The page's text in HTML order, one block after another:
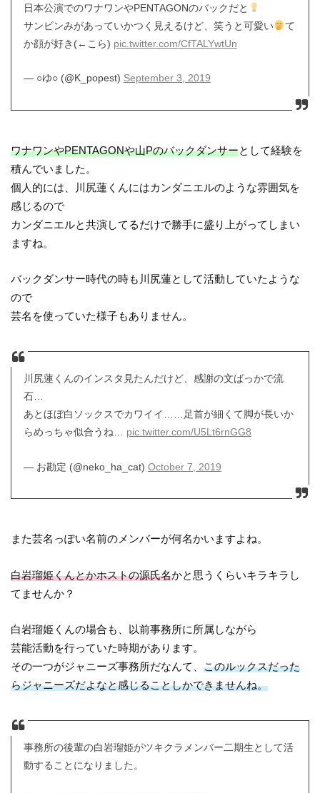
日本公演でのワナワンやPENTAGONのバックだと
サンビンみがあっていかつく見えるけど、笑うと可愛い
て
か顔が好き(←こら) pic.twitter.com/CfTALYwtUn
— ○ゆ○ (@K_popest) September 3, 2019
ワナワンやPENTAGONや山Pのバックダンサーとして経験を
積んでいました。
個人的には、川尻蓮くんにはカンダニエルのような雰囲気を
感じるので
カンダニエルと共演してるだけで勝手に盛り上がってしまい
ますね。
バックダンサー時代の時も川尻蓮として活動していたような
ので
芸名を使っていた様子もありません。
川尻蓮くんのインスタ見たんだけど、感謝の文ばっかで流
石…
あとほぼ白ソックスでカワイイ……足首が細くて脚が長いか
らめっちゃ似合うね… pic.twitter.com/U5Lt6rnGG8
— お勘定 (@neko_ha_cat) October 7, 2019
また芸名っぽい名前のメンバーが何名かいますよね。
白岩瑠姫くんとかホストの源氏名かと思うくらいキラキラし
てませんか？
白岩瑠姫くんの場合も、以前事務所に所属しながら
芸能活動を行っていた時期があります。
その一つがジャニーズ事務所だなんて、このルックスだった
らジャニーズだよなと感じることしかできませんね。
事務所の後輩の白岩瑠姫がツキクラメンバー二期生として活
動することになりました。